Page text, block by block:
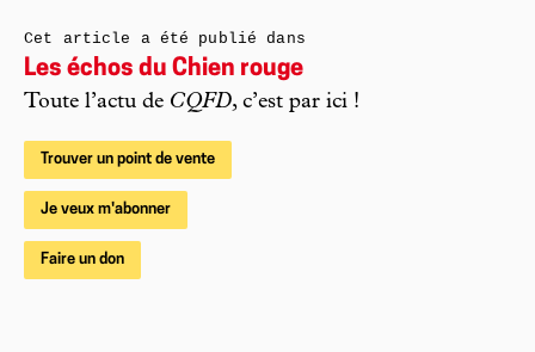
Cet article a été publié dans
Les échos du Chien rouge
Toute l’actu de CQFD, c’est par ici !
Trouver un point de vente
Je veux m'abonner
Faire un don